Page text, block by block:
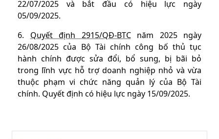
22/07/2025 và bắt đầu có hiệu lực ngày
05/09/2025.
6. Quyết định 2915/QĐ-BTCnăm 2025 ngày
26/08/2025 của Bộ Tài chính công bố thủ tục
hành chính được sửa đổi, bổ sung, bị bãi bỏ
trong lĩnh vực hỗ trợ doanh nghiệp nhỏ và vừa
thuộc phạm vi chức năng quản lý của Bộ Tài
chính. Quyết định có hiệu lực ngày 15/09/2025.